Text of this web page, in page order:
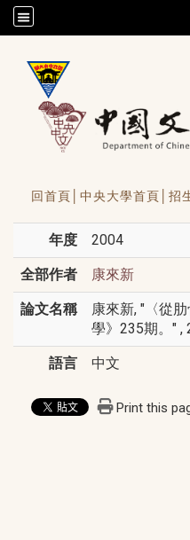
/accesskey"" title="Toolbar">:::
回首頁│ 中央大學首頁│ 招
年度 2004
全部作者 康來新
論文名稱
康來新, "〈從
學》235期。" ,
語言 中文
Print this